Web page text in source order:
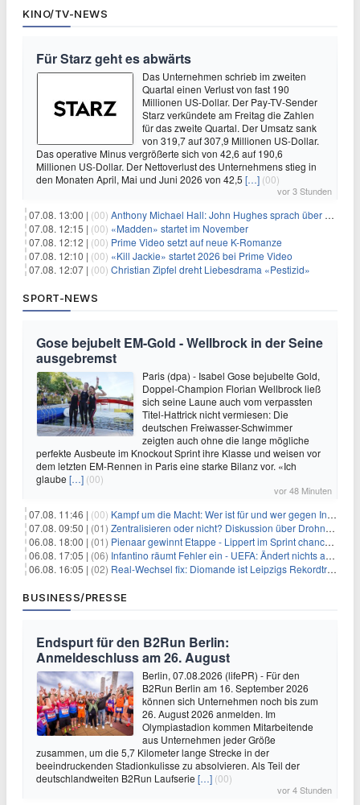
KINO/TV-NEWS
Für Starz geht es abwärts
Das Unternehmen schrieb im zweiten
Quartal einen Verlust von fast 190
Millionen US-Dollar. Der Pay-TV-Sender
Starz verkündete am Freitag die Zahlen
für das zweite Quartal. Der Umsatz sank
von 319,7 auf 307,9 Millionen US-Dollar.
Das operative Minus vergrößerte sich von 42,6 auf 190,6
Millionen US-Dollar. Der Nettoverlust des Unternehmens stieg in
den Monaten April, Mai und Juni 2026 von 42,5 […] (00)
vor 3 Stunden
07.08. 13:00 | (00) Anthony Michael Hall: John Hughes sprach über eine Fortsetzung von 'The Breakfast Club'
07.08. 12:15 | (00) «Madden» startet im November
07.08. 12:12 | (00) Prime Video setzt auf neue K-Romanze
07.08. 12:10 | (00) «Kill Jackie» startet 2026 bei Prime Video
07.08. 12:07 | (00) Christian Zipfel dreht Liebesdrama «Pestizid»
SPORT-NEWS
Gose bejubelt EM-Gold - Wellbrock in der Seine
ausgebremst
Paris (dpa) - Isabel Gose bejubelte Gold,
Doppel-Champion Florian Wellbrock ließ
sich seine Laune auch vom verpassten
Titel-Hattrick nicht vermiesen: Die
deutschen Freiwasser-Schwimmer
zeigten auch ohne die lange mögliche
perfekte Ausbeute im Knockout Sprint ihre Klasse und weisen vor
dem letzten EM-Rennen in Paris eine starke Bilanz vor. «Ich
glaube […] (00)
vor 48 Minuten
07.08. 11:46 | (00) Kampf um die Macht: Wer ist für und wer gegen Infantino?
07.08. 09:50 | (01) Zentralisieren oder nicht? Diskussion über Drohnenabwehr
06.08. 18:00 | (01) Pienaar gewinnt Etappe - Lippert im Sprint chancenlos
06.08. 17:05 | (06) Infantino räumt Fehler ein - UEFA: Ändert nichts an Boykott
06.08. 16:05 | (02) Real-Wechsel fix: Diomande ist Leipzigs Rekordtransfer
BUSINESS/PRESSE
Endspurt für den B2Run Berlin:
Anmeldeschluss am 26. August
Berlin, 07.08.2026 (lifePR) - Für den
B2Run Berlin am 16. September 2026
können sich Unternehmen noch bis zum
26. August 2026 anmelden. Im
Olympiastadion kommen Mitarbeitende
aus Unternehmen jeder Größe
zusammen, um die 5,7 Kilometer lange Strecke in der
beeindruckenden Stadionkulisse zu absolvieren. Als Teil der
deutschlandweiten B2Run Laufserie […] (00)
vor 4 Stunden